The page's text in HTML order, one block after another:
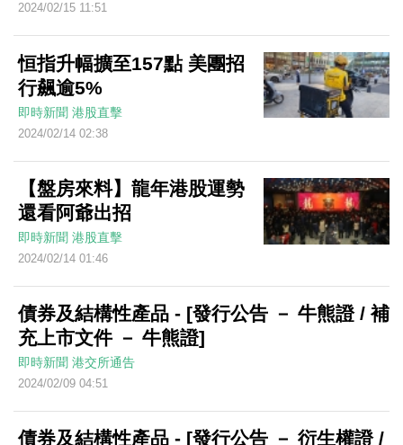
2024/02/15 11:51
恒指升幅擴至157點 美團招
行飆逾5%
即時新聞 港股直擊
2024/02/14 02:38
【盤房來料】龍年港股運勢
還看阿爺出招
即時新聞 港股直擊
2024/02/14 01:46
債券及結構性產品 - [發行公告 － 牛熊證 / 補
充上市文件 － 牛熊證]
即時新聞 港交所通告
2024/02/09 04:51
債券及結構性產品 - [發行公告 － 衍生權證 /